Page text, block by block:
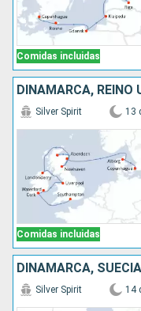
Comidas incluidas
DINAMARCA, REINO
Comidas incluidas
Silver Spirit 13
Silver Spirit 14